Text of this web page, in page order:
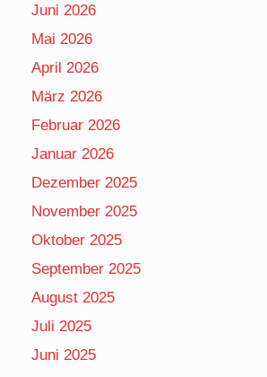
Juni 2026
Mai 2026
April 2026
März 2026
Februar 2026
Januar 2026
Dezember 2025
November 2025
Oktober 2025
September 2025
August 2025
Juli 2025
Juni 2025